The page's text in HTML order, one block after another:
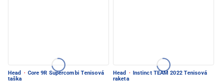
Head · Core 9R Supercombi Tenisová
taška
Head ·
Instinct TEAM 2022 Tenisová
raketa